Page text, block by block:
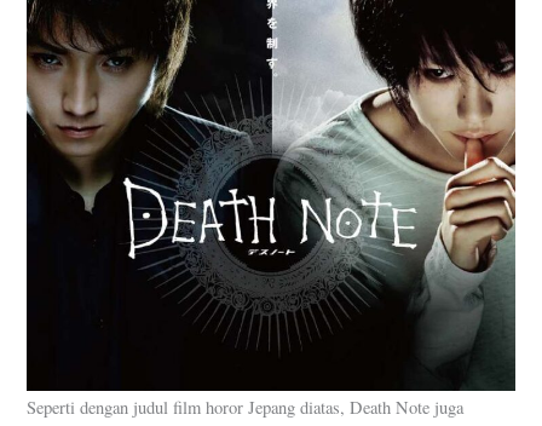
Seperti dengan judul film horor Jepang diatas, Death Note juga